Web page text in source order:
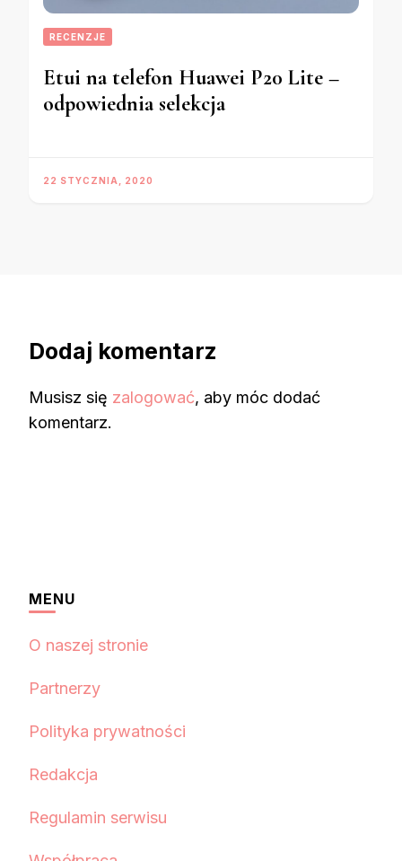
RECENZJE
Etui na telefon Huawei P20 Lite –
odpowiednia selekcja
22 STYCZNIA, 2020
Dodaj komentarz
Musisz się zalogować, aby móc dodać
komentarz.
MENU
O naszej stronie
Partnerzy
Polityka prywatności
Redakcja
Regulamin serwisu